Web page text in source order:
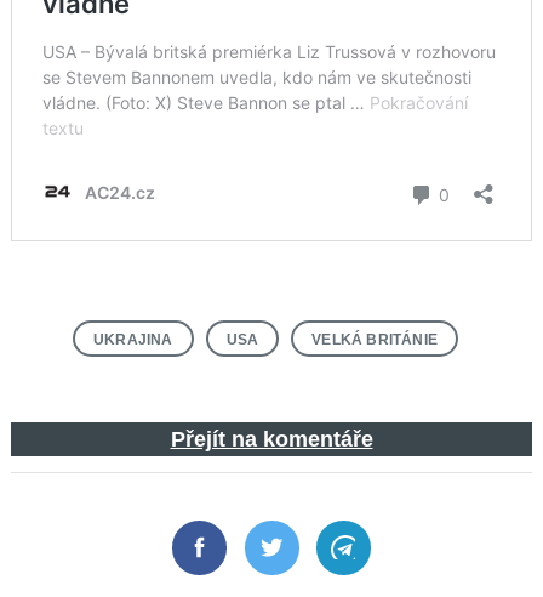
UKRAJINA USA VELKÁ BRITÁNIE
Přejít na komentáře
FacebookTwitter Telegram